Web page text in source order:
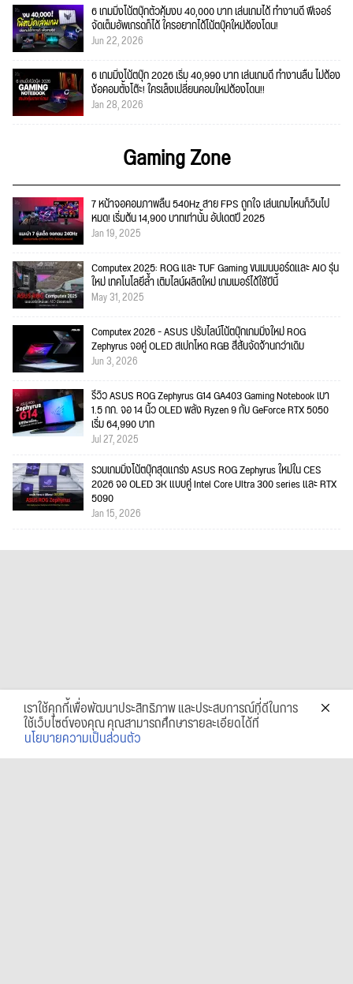
6 เกมมิ่งโน้ตบุ๊กตัวคุ้มงบ 40,000 บาท เล่นเกมได้ ทำงานดี ฟีเจอร์
จัดเต็มอัพเกรดก็ได้ ใครอยากได้โน้ตบุ๊คใหม่ต้องโดน!
Jun 22, 2026
6 เกมมิ่งโน้ตบุ๊ก 2026 เริ่ม 40,990 บาท เล่นเกมดี ทำงานลื่น ไม่ต้อง
ง้อคอมตั้งโต๊ะ! ใครเล็งเปลี่ยนคอมใหม่ต้องโดน!!
Jan 28, 2026
Gaming Zone
7 หน้าจอคอมภาพลื่น 540Hz สาย FPS ถูกใจ เล่นเกมไหนก็วินไป
หมด! เริ่มต้น 14,900 บาทเท่านั้น อัปเดตปี 2025
Jan 19, 2025
Computex 2025: ROG และ TUF Gaming ขนเมนบอร์ดและ AIO รุ่น
ใหม่ เทคโนโลยีล้ำ เติมไลน์ผลิตใหม่ เกมเมอร์ได้ใช้ปีนี้
May 31, 2025
Computex 2026 - ASUS ปรับไลน์โน้ตบุ๊กเกมมิ่งใหม่ ROG
Zephyrus จอคู่ OLED สเปกโหด RGB สีสันจัดจ้านกว่าเดิม
Jun 3, 2026
รีวิว ASUS ROG Zephyrus G14 GA403 Gaming Notebook เบา
1.5 กก. จอ 14 นิ้ว OLED พลัง Ryzen 9 กับ GeForce RTX 5050
เริ่ม 64,990 บาท
Jul 27, 2025
รวมเกมมิ่งโน้ตบุ๊กสุดแกร่ง ASUS ROG Zephyrus ใหม่ใน CES
2026 จอ OLED 3K แบบคู่ Intel Core Ultra 300 series และ RTX
5090
Jan 15, 2026
เราใช้คุกกี้เพื่อพัฒนาประสิทธิภาพ และประสบการณ์ที่ดีในการ
ใช้เว็บไซต์ของคุณ คุณสามารถศึกษารายละเอียดได้ที่
นโยบายความเป็นส่วนตัว